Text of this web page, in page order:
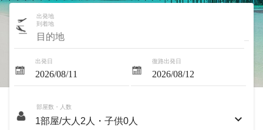
出発地
到着地
出発日 復路出発日
部屋数・人数